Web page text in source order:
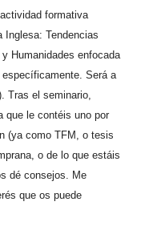
formativa
Inglesa: Tendencias
Humanidades enfocada
Será a
Tras el seminario,
que le contéis uno por
(ya como TFM, o tesis
o de lo que estáis
dé consejos. Me
que os puede